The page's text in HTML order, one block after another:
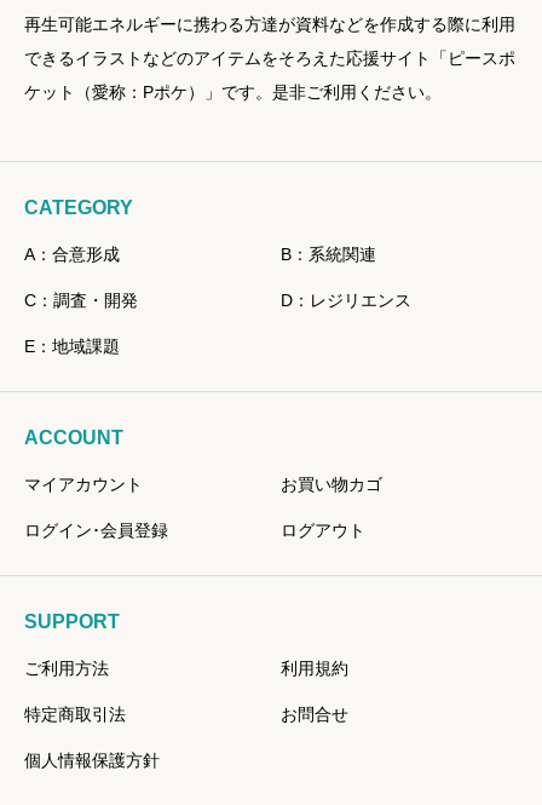
再生可能エネルギーに携わる方達が資料などを作成する際に利用
できるイラストなどのアイテムをそろえた応援サイト「ピースポ
ケット（愛称：Pポケ）」です。是非ご利用ください。
CATEGORY
A：合意形成 B：系統関連
C：調査・開発 D：レジリエンス
E：地域課題
ACCOUNT
マイアカウント お買い物カゴ
ログイン･会員登録 ログアウト
SUPPORT
ご利用方法 利用規約
特定商取引法 お問合せ
個人情報保護方針